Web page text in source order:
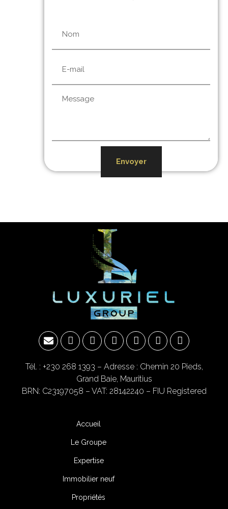
Envoyer
Tél. : +230 268 1393 – Adresse : Chemin 20 Pieds,
Grand Baie, Mauritius
BRN: C23197058 – VAT: 28142240 – FIU Registered
Accueil
Le Groupe
Expertise
Immobilier neuf
Propriétés